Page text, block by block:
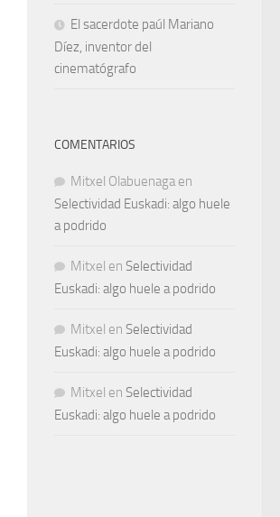
El sacerdote paúl Mariano
Díez, inventor del
cinematógrafo
COMENTARIOS
Mitxel Olabuenaga en
Selectividad Euskadi: algo huele
a podrido
Mitxel en Selectividad
Euskadi: algo huele a podrido
Mitxel en Selectividad
Euskadi: algo huele a podrido
Mitxel en Selectividad
Euskadi: algo huele a podrido